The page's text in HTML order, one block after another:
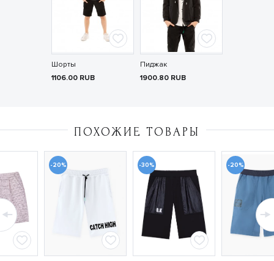
Шорты
1106.00 RUB
Пиджак
1900.80 RUB
ПОХОЖИЕ ТОВАРЫ
-20% -30% -20%